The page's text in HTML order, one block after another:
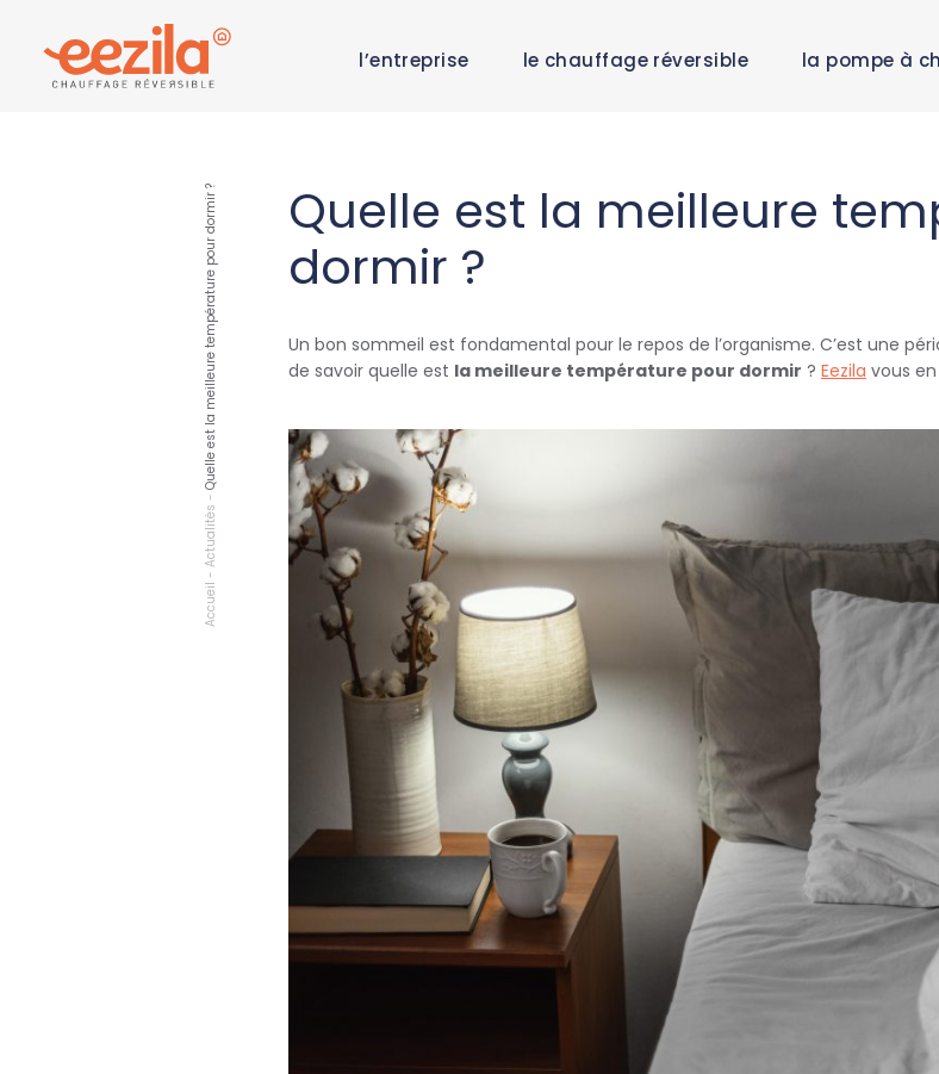
l’entreprise le chauffage réversible la pompe à
Accueil
-
Actualités
-
Quelle est la meilleure température pour dormir ?
Quelle est la meilleure
dormir ?
Un bon sommeil est fondamental pour le repos de l’organisme. C’est une
de savoir quelle est la meilleure température pour dormir ? Eezila vous